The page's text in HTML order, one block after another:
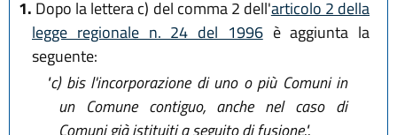
1. Dopo la lettera c) del comma 2 dell'articolo 2 della
legge regionale n. 24 del 1996è aggiunta la
seguente:
"c) bisl'incorporazione di uno o più Comuni in
un Comune contiguo, anche nel caso di
Comuni già istituiti a seguito di fusione.".